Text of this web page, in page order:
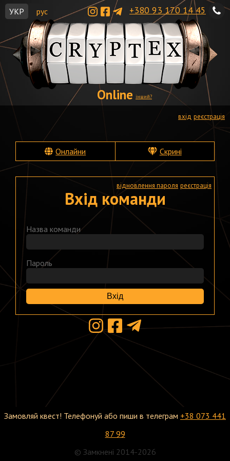
+380 93 170 14 45
Online інший?
вхід реєстрація
УКР рус
Онлайни Скрині
Вхід команди
Назва команди
Пароль
Вхід
відновлення пароля реєстрація
Замовляй квест! Телефонуй або пиши в телеграм +38 073 441
87 99
© Замкнені 2014-2026